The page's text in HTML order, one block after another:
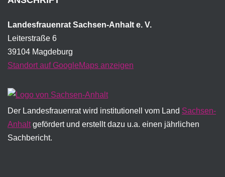
Landesfrauenrat Sachsen-Anhalt e. V.
Leiterstraße 6
39104 Magdeburg
Standort auf GoogleMaps anzeigen
Der Landesfrauenrat wird institutionell vom Land Sachsen-
Anhaltgefördert und erstellt dazu u.a. einen jährlichen
Sachbericht.